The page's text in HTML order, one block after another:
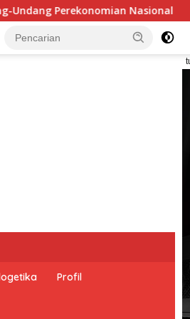
Sosial dalam Menata
Profil